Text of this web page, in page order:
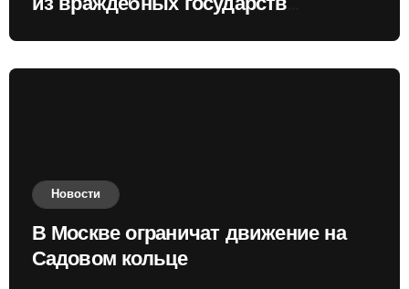
из враждебных государств
Новости
В Москве ограничат движение на
Садовом кольце